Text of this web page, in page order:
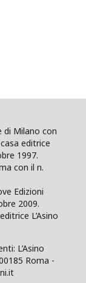
di Milano con
editrice
1997.
con il n.
Edizioni
2009.
L’Asino
L’Asino
Roma -